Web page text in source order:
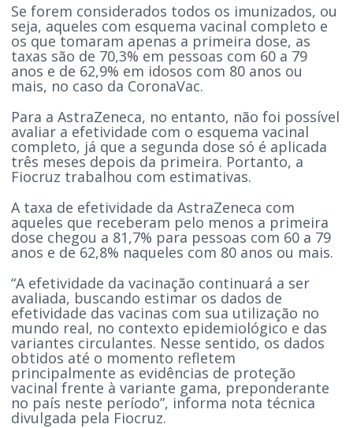
Se forem considerados todos os imunizados, ou
seja, aqueles com esquema vacinal completo e
os que tomaram apenas a primeira dose, as
taxas são de 70,3% em pessoas com 60 a 79
anos e de 62,9% em idosos com 80 anos ou
mais, no caso da CoronaVac.
Para a AstraZeneca, no entanto, não foi possível
avaliar a efetividade com o esquema vacinal
completo, já que a segunda dose só é aplicada
três meses depois da primeira. Portanto, a
Fiocruz trabalhou com estimativas.
A taxa de efetividade da AstraZeneca com
aqueles que receberam pelo menos a primeira
dose chegou a 81,7% para pessoas com 60 a 79
anos e de 62,8% naqueles com 80 anos ou mais.
“A efetividade da vacinação continuará a ser
avaliada, buscando estimar os dados de
efetividade das vacinas com sua utilização no
mundo real, no contexto epidemiológico e das
variantes circulantes. Nesse sentido, os dados
obtidos até o momento refletem
principalmente as evidências de proteção
vacinal frente à variante gama, preponderante
no país neste período”, informa nota técnica
divulgada pela Fiocruz.